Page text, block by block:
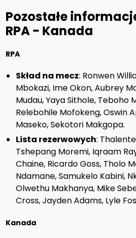
Pozostałe
RPA - Kanada
RPA
Skład na mecz: Ronwen
Mbokazi, Ime Okon, Aubrey
Mudau, Yaya Sithole, Teboho
Relebohile Mofokeng, Oswin
Maseko, Sekotori Makgopa.
Lista rezerwowych:
Tshepang Moremi, Iqraam
Chaine, Ricardo Goss, Tholo
Ndamane, Samukelo Kabini,
Olwethu Makhanya, Mike
Cross, Jayden Adams, Lyle
Kanada